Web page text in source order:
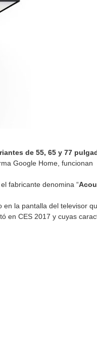
de 55, 65 y 77
Google Home, funcionan
fabricante denomina “
en la pantalla del televisor
en CES 2017 y cuyas